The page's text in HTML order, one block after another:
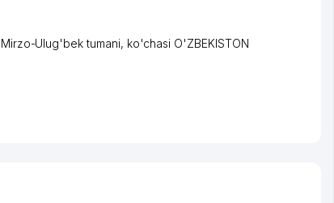
Mirzo-Ulug'bek tumani, ko'chasi O'ZBEKISTON